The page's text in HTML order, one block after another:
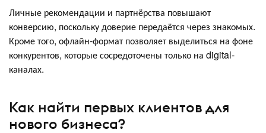
Личные рекомендации и партнёрства повышают
конверсию, поскольку доверие передаётся через знакомых.
Кроме того, офлайн-формат позволяет выделиться на фоне
конкурентов, которые сосредоточены только на digital-
каналах.
Как найти первых клиентов для
нового бизнеса?